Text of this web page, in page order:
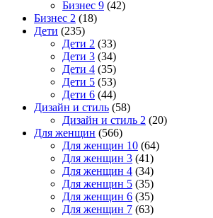
Бизнес 9 (42)
Бизнес 2 (18)
Дети (235)
Дети 2 (33)
Дети 3 (34)
Дети 4 (35)
Дети 5 (53)
Дети 6 (44)
Дизайн и стиль (58)
Дизайн и стиль 2 (20)
Для женщин (566)
Для женщин 10 (64)
Для женщин 3 (41)
Для женщин 4 (34)
Для женщин 5 (35)
Для женщин 6 (35)
Для женщин 7 (63)